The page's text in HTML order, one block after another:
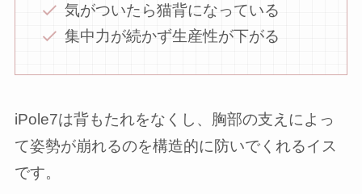
気がついたら猫背になっている
集中力が続かず生産性が下がる
iPole7は背もたれをなくし、胸部の支えによっ
て姿勢が崩れるのを構造的に防いでくれるイス
です。